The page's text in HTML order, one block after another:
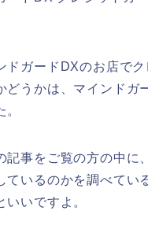
ドガードDXのお店で
どうかは、マインドガ
記事をご覧の方の中に
ているのかを調べてい
いいですよ。